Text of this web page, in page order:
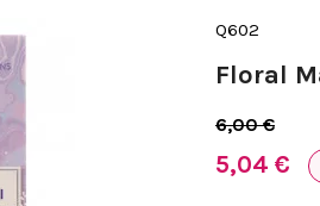
Q602
Floral
6,00 €
5,04 €